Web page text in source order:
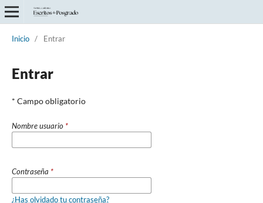
Inicio / Entrar
Entrar
* Campo obligatorio
Nombre usuario *
Contraseña *
¿Has olvidado tu contraseña?